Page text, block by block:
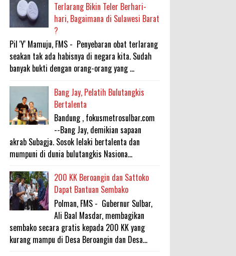
Terlarang Bikin Teler Berhari-
hari, Bagaimana di Sulawesi Barat
?
Pil 'Y' Mamuju, FMS - Penyebaran obat terlarang
seakan tak ada habisnya di negara kita. Sudah
banyak bukti dengan orang-orang yang ...
Bang Jay, Pelatih Bulutangkis
Bertalenta
Bandung , fokusmetrosulbar.com
--Bang Jay, demikian sapaan
akrab Subagja. Sosok lelaki bertalenta dan
mumpuni di dunia bulutangkis Nasiona...
200 KK Beroangin dan Sattoko
Dapat Bantuan Sembako
Polman, FMS - Gubernur Sulbar,
Ali Baal Masdar, membagikan
sembako secara gratis kepada 200 KK yang
kurang mampu di Desa Beroangin dan Desa...